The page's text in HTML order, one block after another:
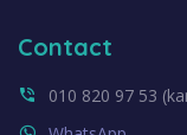
Contact
010 820 97 53